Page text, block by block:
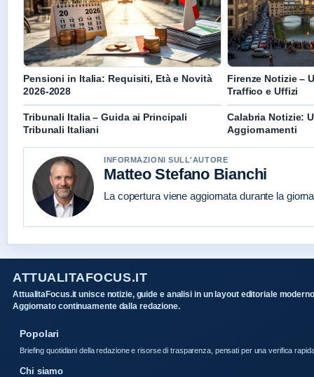
Pensioni in Italia: Requisiti, Età e Novità
2026-2028
Firenze Notizie –
Traffico e Uffizi
Tribunali Italia – Guida ai Principali
Tribunali Italiani
Calabria Notizie:
Aggiornamenti
INFORMAZIONI SULL'AUTORE
Matteo Stefano Bianchi
La copertura viene aggiornata durante la
ATTUALITAFOCUS.IT
AttualitaFocus.it unisce notizie, guide e analisi in un layout editoriale
Aggiornato continuamente dalla redazione.
Popolari
Briefing quotidiani della redazione e risorse di trasparenza, pensati per una verifica
Chi siamo